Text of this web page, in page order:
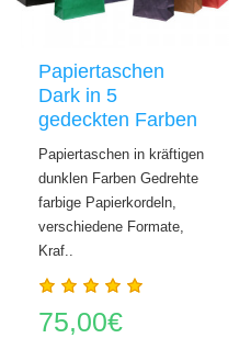
Papiertaschen
Dark in 5
gedeckten Farben
Papiertaschen in kräftigen
dunklen Farben Gedrehte
farbige Papierkordeln,
verschiedene Formate,
Kraf..
75,00€